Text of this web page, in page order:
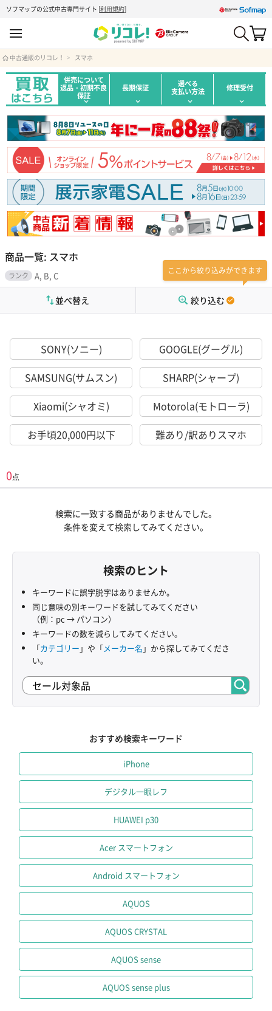
ソフマップの公式中古専門サイト [利用規約]
中古通販のリコレ！ スマホ
併売について
返品・初期不良
保証
長期保証 選べる
支払い方法 修理受付
商品一覧: スマホ
ランク A, B, C ここから絞り込みができます
絞り込む
並べ替え
SONY(ソニー)
GOOGLE(グーグル)
SAMSUNG(サムスン)
SHARP(シャープ)
Xiaomi(シャオミ)
Motorola(モトローラ)
お手頃20,000円以下
難あり/訳ありスマホ
0点
検索に一致する商品がありませんでした。
条件を変えて検索してみてください。
検索のヒント
キーワードに誤字脱字はありませんか。
同じ意味の別キーワードを試してみてください
（例：pc → パソコン）
キーワードの数を減らしてみてください。
「カテゴリー 」や「メーカー名 」から探してみてくださ
い。
おすすめ検索キーワード
iPhone
デジタル一眼レフ
HUAWEI p30
Acer スマートフォン
Android スマートフォン
AQUOS
AQUOS CRYSTAL
AQUOS sense
AQUOS sense plus